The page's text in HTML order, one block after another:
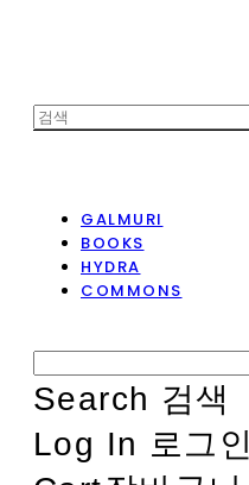
GALMURI
BOOKS
HYDRA
COMMONS
Search 검색
Log In 로그인